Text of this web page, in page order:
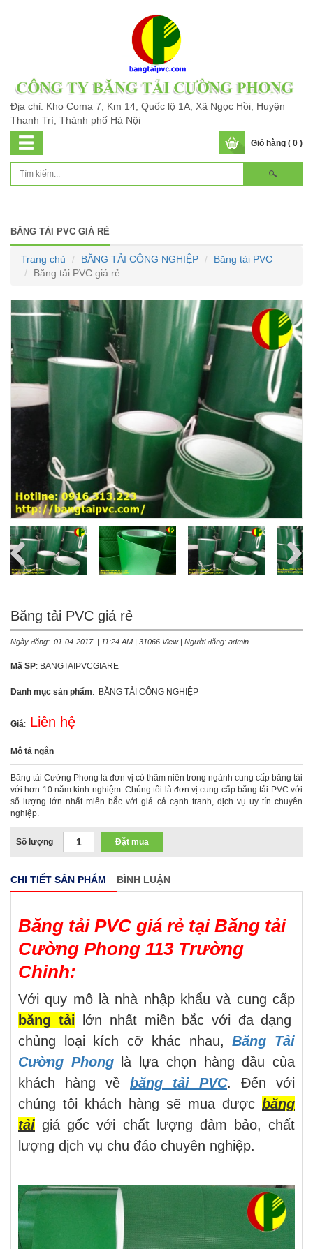
Địa chỉ: Kho Coma 7, Km 14, Quốc lộ 1A, Xã Ngọc Hồi, Huyện
Thanh Trì, Thành phố Hà Nội
Giỏ hàng ( 0 )
BĂNG TẢI PVC GIÁ RẺ
Trang chủ BĂNG TẢI CÔNG NGHIỆP
Băng tải PVC
Băng tải PVC giá rẻ
Băng tải PVC giá rẻ
Ngày đăng: 01-04-2017 | 11:24 AM | 31066 View | Người đăng: admin
Mã SP: BANGTAIPVCGIARE
Danh mục sản phẩm: BĂNG TẢI CÔNG NGHIỆP
Giá: Liên hệ
Mô tả ngắn
Băng tải Cường Phong là đơn vị có thâm niên trong ngành cung cấp băng tải
với hơn 10 năm kinh nghiệm. Chúng tôi là đơn vị cung cấp băng tải PVC với
số lượng lớn nhất miền bắc với giá cả cạnh tranh, dịch vụ uy tín chuyên
nghiệp.
Số lượng Đặt mua
CHI TIẾT SẢN PHẨM BÌNH LUẬN
Băng tải PVC giá rẻ tại Băng tải
Cường Phong 113 Trường
Chinh:
Với quy mô là nhà nhập khẩu và cung cấp
băng tải
lớn nhất miền bắc với đa dạng
chủng loại kích cỡ khác nhau,Băng Tải
Cường Phonglà lựa chọn hàng đầu của
khách hàng về băng tải PVC. Đến với
chúng tôi khách hàng sẽ mua được băng
tải giá gốc với chất lượng đảm bảo, chất
lượng dịch vụ chu đáo chuyên nghiệp.